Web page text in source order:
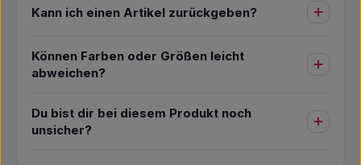
Kann ich einen Artikel zurückgeben?
Können Farben oder Größen leicht
abweichen?
Du bist dir bei diesem Produkt noch
unsicher?